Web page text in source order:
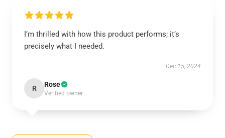
I’m thrilled with how this product performs; it’s
precisely what I needed.
Dec 15, 2024
R Rose
Verified owner